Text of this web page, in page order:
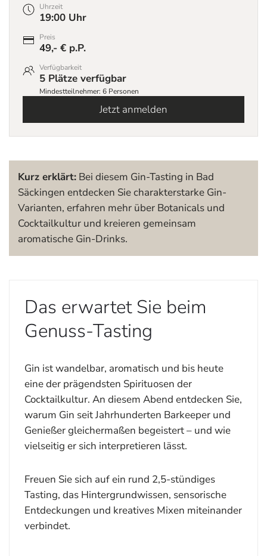
Uhrzeit
19:00 Uhr
Preis
49,- € p.P.
Verfügbarkeit
5 Plätze verfügbar
Mindestteilnehmer: 6 Personen
Jetzt anmelden
Kurz erklärt: Bei diesem Gin-Tasting in Bad
Säckingen entdecken Sie charakterstarke Gin-
Varianten, erfahren mehr über Botanicals und
Cocktailkultur und kreieren gemeinsam
aromatische Gin-Drinks.
Das erwartet Sie beim
Genuss-Tasting
Gin ist wandelbar, aromatisch und bis heute
eine der prägendsten Spirituosen der
Cocktailkultur. An diesem Abend entdecken Sie,
warum Gin seit Jahrhunderten Barkeeper und
Genießer gleichermaßen begeistert – und wie
vielseitig er sich interpretieren lässt.
Freuen Sie sich auf ein rund 2,5-stündiges
Tasting, das Hintergrundwissen, sensorische
Entdeckungen und kreatives Mixen miteinander
verbindet.